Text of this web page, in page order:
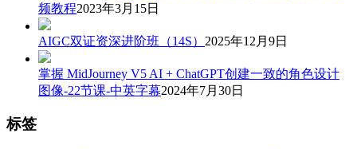
频教程2023年3月15日
AIGC双证资深进阶班（14S） 2025年12月9日
掌握 MidJourney V5 AI + ChatGPT创建一致的角色设计
图像-22节课-中英字幕2024年7月30日
标签